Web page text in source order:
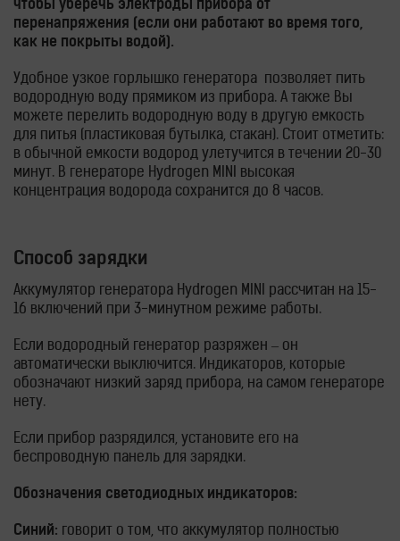
чтобы уберечь электроды прибора от
перенапряжения (если они работают во время того,
как не покрыты водой).
Удобное узкое горлышко генератора позволяет пить
водородную воду прямиком из прибора. А также Вы
можете перелить водородную воду в другую емкость
для питья (пластиковая бутылка, стакан). Стоит отметить:
в обычной емкости водород улетучится в течении 20-30
минут. В генераторе Hydrogen MINI высокая
концентрация водорода сохранится до 8 часов.
Способ зарядки
Аккумулятор генератора Hydrogen MINI рассчитан на 15-
16 включений при 3-минутном режиме работы.
Если водородный генератор разряжен – он
автоматически выключится. Индикаторов, которые
обозначают низкий заряд прибора, на самом генераторе
нету.
Если прибор разрядился, установите его на
беспроводную панель для зарядки.
Обозначения светодиодных индикаторов:
Синий: говорит о том, что аккумулятор полностью